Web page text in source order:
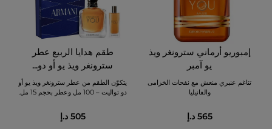
إمبوريو أرماني سترونغر ويذ
يو آمبر
تناغم عنبري منعش مع نفحات الخزامى
والفانيليا
565 د.إ
طقم هدايا الربيع عطر
سترونغر ويذ يو أو دو...
يتكوّن الطقم من عطر سترونغر ويذ يو أو
دو تواليت – 100 مل وعطر بحجم 15 مل.
505 د.إ